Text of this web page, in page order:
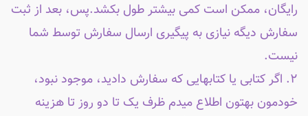
رایگان، ممکن است کمی بیشتر طول بکشد.پس، بعد از ثبت
سفارش دیگه نیازی به پیگیری ارسال سفارش توسط شما
نیست.
۲. اگر کتابی یا کتابهایی که سفارش دادید، موجود نبود،
خودمون بهتون اطلاع میدم ظرف یک تا دو روز تا هزینه